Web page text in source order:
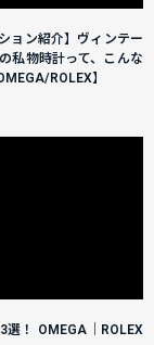
ョン紹介】ヴィンテー
私物時計って、こんな
ROLEX】
選！ OMEGA｜ROLEX